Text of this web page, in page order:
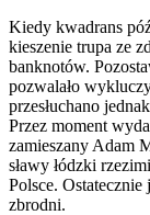
Kiedy kwadrans
kieszenie trupa ze
banknotów.
pozwalało
przesłuchano
Przez moment
zamieszany Adam
sławy łódzki
Polsce. Ostatecznie
zbrodni.